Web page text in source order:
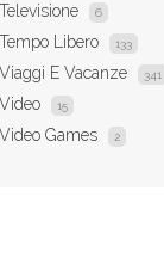
Televisione 6
Tempo Libero 133
Viaggi E Vacanze 341
Video 15
Video Games 2